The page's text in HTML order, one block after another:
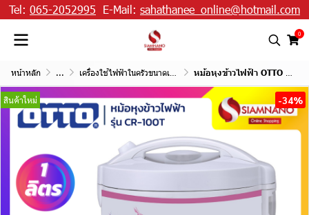
Tel: 065-2052995 E-Mail: sahathanee_online@hotmail.com
0
หน้าหลัก ... เครื่องใช้ไฟฟ้าในครัวขนาดเล็ก หม้อหุงข้าวไฟฟ้า OTTO รุ่น CR-100T ขนาด 1L
สินค้าใหม่ -34%